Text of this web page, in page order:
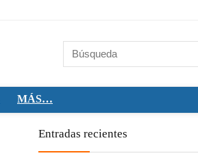
MÁS…
Entradas recientes